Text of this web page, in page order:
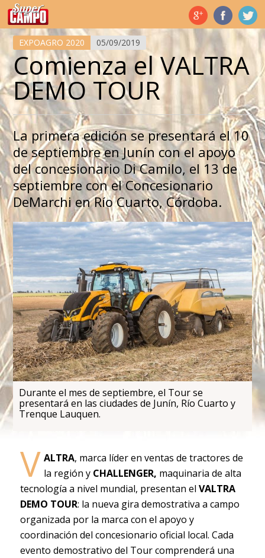
Temas de hoy
EXPOAGRO 2020 05/09/2019
Comienza el VALTRA
DEMO TOUR
La primera edición se presentará el 10
de septiembre en Junín con el apoyo
del concesionario Di Camilo, el 13 de
septiembre con el Concesionario
DeMarchi en Río Cuarto, Córdoba.
Durante el mes de septiembre, el Tour se
presentará en las ciudades de Junín, Río Cuarto y
Trenque Lauquen.
V ALTRA, marca líder en ventas de tractores de
la región y CHALLENGER, maquinaria de alta
tecnología a nivel mundial, presentan el VALTRA
DEMO TOUR: la nueva gira demostrativa a campo
organizada por la marca con el apoyo y
coordinación del concesionario oficial local. Cada
evento demostrativo del Tour comprenderá una